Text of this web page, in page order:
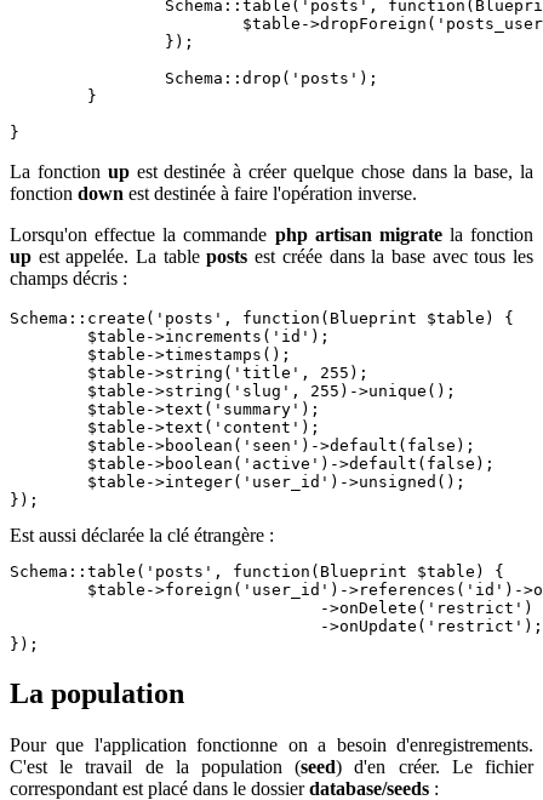
}
La fonction upest destinée à créer quelque chose dans la base, la
fonction down est destinée à faire l'opération inverse.
Lorsqu'on effectue la commande php artisan migratela fonction
up est appelée. La tableposts est créée dans la base avec tous les
champs décris :
Schema::create('posts', function(Blueprint $table) {
});
Est aussi déclarée la clé étrangère :
Schema::table('posts', function(Blueprint $table) {
});
La population
Pour que l'application fonctionne on a besoin d'enregistrements.
C'est le travail de la population (seed) d'en créer. Le fichier
correspondant est placé dans le dossierdatabase/seeds :